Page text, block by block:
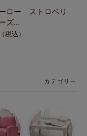
ロー ストロベリ
ズ...
（税込）
カテゴリー